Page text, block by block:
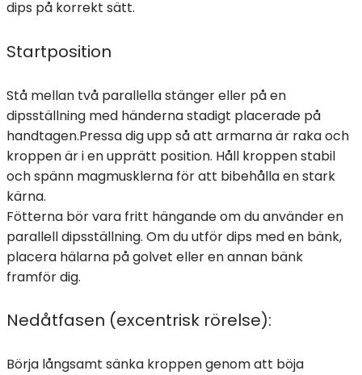
dips på korrekt sätt.
Startposition
Stå mellan två parallella stänger eller på en
dipsställning med händerna stadigt placerade på
handtagen.Pressa dig upp så att armarna är raka och
kroppen är i en upprätt position. Håll kroppen stabil
och spänn magmusklerna för att bibehålla en stark
kärna.
Fötterna bör vara fritt hängande om du använder en
parallell dipsställning. Om du utför dips med en bänk,
placera hälarna på golvet eller en annan bänk
framför dig.
Nedåtfasen (excentrisk rörelse):
Börja långsamt sänka kroppen genom att böja